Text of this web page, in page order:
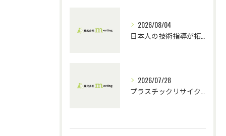
2026/08/04
2026/07/28